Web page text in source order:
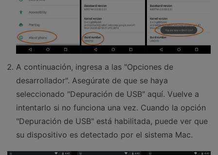
A continuación, ingresa a las "Opciones de
desarrollador". Asegúrate de que se haya
seleccionado "Depuración de USB" aquí. Vuelve a
intentarlo si no funciona una vez. Cuando la opción
"Depuración de USB" está habilitada, puede ver que
su dispositivo es detectado por el sistema Mac.